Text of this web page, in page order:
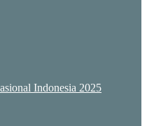
Indonesia 2025